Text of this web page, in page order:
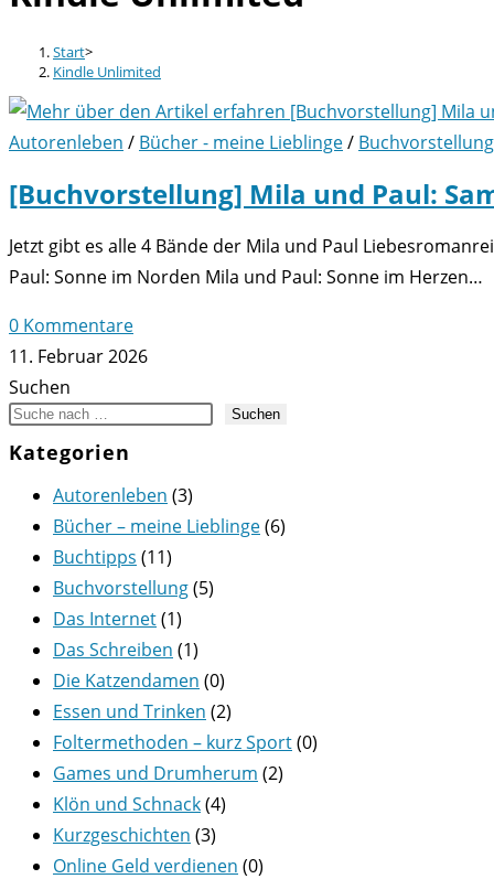
Start>
Kindle Unlimited
Autorenleben / Bücher - meine Lieblinge/ Buchvorstellung
[Buchvorstellung] Mila und Paul:
Jetzt gibt es alle 4 Bände der Mila und Paul
Paul: Sonne im Norden Mila und Paul: Sonne im Herzen…
0 Kommentare
11. Februar 2026
Suchen
Suchen
Kategorien
Autorenleben (3)
Bücher – meine Lieblinge(6)
Buchtipps (11)
Buchvorstellung(5)
Das Internet(1)
Das Schreiben (1)
Die Katzendamen (0)
Essen und Trinken (2)
Foltermethoden – kurz Sport(0)
Games und Drumherum (2)
Klön und Schnack(4)
Kurzgeschichten (3)
Online Geld verdienen (0)